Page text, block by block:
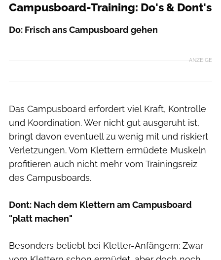
Campusboard-Training: Do's & Dont's
Do: Frisch ans Campusboard gehen
ANZEIGE
Das Campusboard erfordert viel Kraft, Kontrolle
und Koordination. Wer nicht gut ausgeruht ist,
bringt davon eventuell zu wenig mit und riskiert
Verletzungen. Vom Klettern ermüdete Muskeln
profitieren auch nicht mehr vom Trainingsreiz
des Campusboards.
Dont: Nach dem Klettern am Campusboard
"platt machen"
Besonders beliebt bei Kletter-Anfängern: Zwar